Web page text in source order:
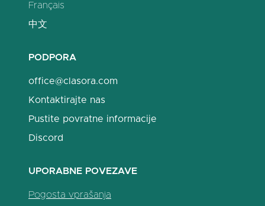
Français
中文
PODPORA
office@clasora.com
Kontaktirajte nas
Pustite povratne informacije
Discord
UPORABNE POVEZAVE
Pogosta vprašanja